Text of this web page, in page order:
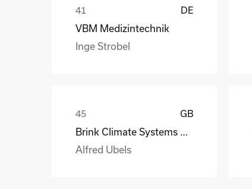
DE
VBM Medizintechnik
Inge Strobel
GB
Alfred Ubels